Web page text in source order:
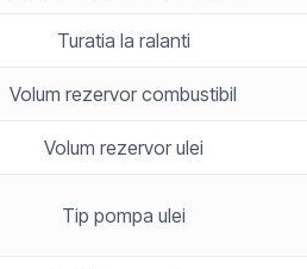
Turatia la ralanti
Volum rezervor combustibil
Volum rezervor ulei
Tip pompa ulei